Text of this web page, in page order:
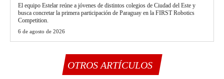
El equipo Estelar reúne a jóvenes de distintos colegios de Ciudad del Este y
busca concretar la primera participación de Paraguay en la FIRST Robotics
Competition.
6 de agosto de 2026
OTROS ARTÍCULOS